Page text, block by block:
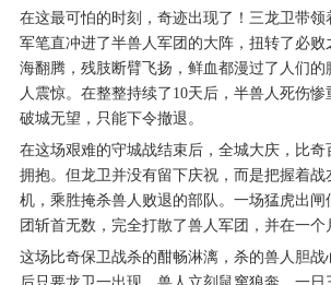
在这最可怕的时刻，奇迹出现了！三龙卫带领
军笔直冲进了半兽人军团的大阵，扭转了必败
海翻腾，残肢断臂飞扬，鲜血都漫过了人们的
人震惊。在整整持续了10天后，半兽人死伤
破城无望，只能下令撤退。
在这场艰难的守城战结束后，全城大庆，比奇
拥抱。但龙卫并没有留下庆祝，而是把握着
机，乘胜掩杀兽人败退的部队。一场猛虎出
团斩首无数，完全打散了兽人军团，并在一个
这场比奇保卫战杀的酣畅淋漓，杀的兽人胆